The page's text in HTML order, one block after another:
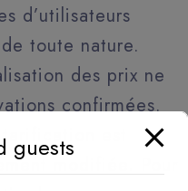
d’utilisateurs
toute nature.
des prix ne
confirmées.
est
modifiée. Pour
guests